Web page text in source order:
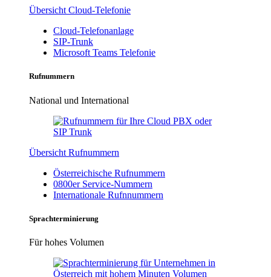
Übersicht Cloud-Telefonie
Cloud-Telefonanlage
SIP-Trunk
Microsoft Teams Telefonie
Rufnummern
National und International
Übersicht Rufnummern
Österreichische Rufnummern
0800er Service-Nummern
Internationale Rufnnummern
Sprachterminierung
Für hohes Volumen